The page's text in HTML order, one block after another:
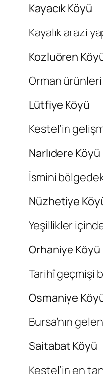
Kayacık Köyü
Kayalık arazi
Kozluören
Orman
Lütfiye Köyü
Kestel’in
Narlıdere Köyü
İsmini
Nüzhetiye
Yeşillikler
Orhaniye Köyü
Tarihî geçmişi
Osmaniye
Bursa’nın
Saitabat Köyü
Kestel’in en